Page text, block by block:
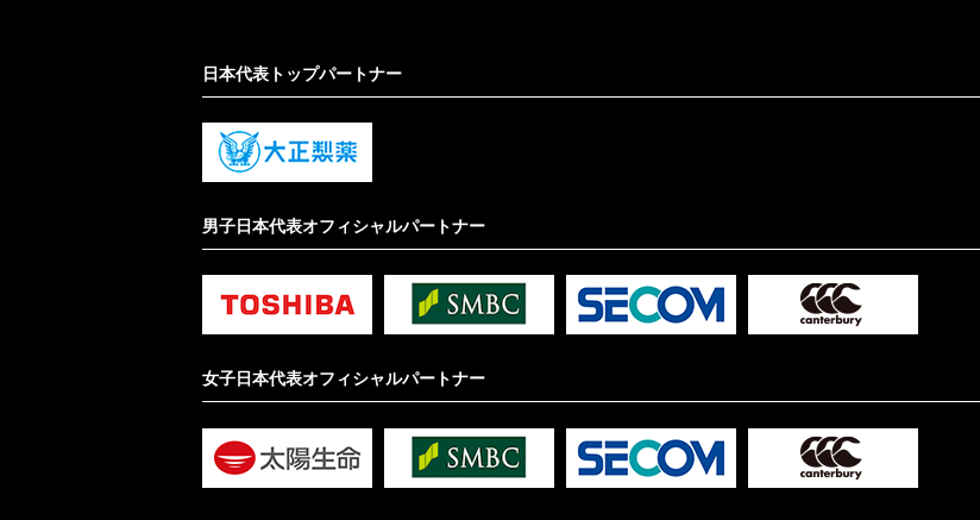
日本代表トップパートナー
男子日本代表オフィシャルパートナー
女子日本代表オフィシャルパートナー